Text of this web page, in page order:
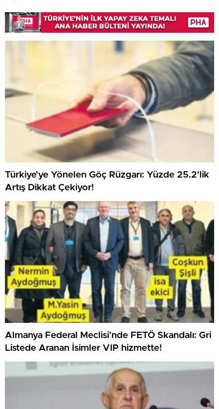
Türkiye’ye Yönelen Göç Rüzgarı: Yüzde 25.2’lik
Artış Dikkat Çekiyor!
Almanya Federal Meclisi’nde FETÖ Skandalı: Gri
Listede Aranan İsimler VIP hizmette!